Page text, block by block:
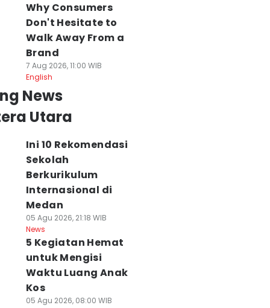
Mikrobioma,
untuk
Agu 2026, 22:43 WIB
Pulang Touring
dari Tanah Karo,
Motor yang Wajib
06 Agu 2026, 21:00 WIB
Why Consumers
Don't Hesitate to
Walk Away From a
Brand
7 Aug 2026, 11:00 WIB
English
News
Utara
Ini 10 Rekomendasi
Sekolah
Berkurikulum
Internasional di
Medan
05 Agu 2026, 21:18 WIB
News
5 Kegiatan Hemat
untuk Mengisi
Waktu Luang Anak
Kos
05 Agu 2026, 08:00 WIB